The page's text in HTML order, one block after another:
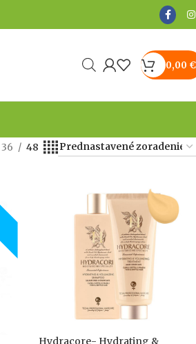
0,00 €
36 48
Hydracore- Hydrating &